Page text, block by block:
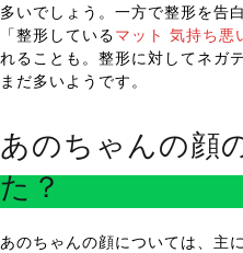
多いでしょう。一方で整形を告
「整形しているマット 気持ち悪
れることも。整形に対してネガ
まだ多いようです。
あのちゃんの顔
た？
あのちゃんの顔については、主